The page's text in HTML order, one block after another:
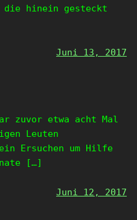
die hinein gesteckt
Juni 13, 2017
zuvor etwa acht Mal
Leuten
Ersuchen um Hilfe
[…]
Juni 12, 2017